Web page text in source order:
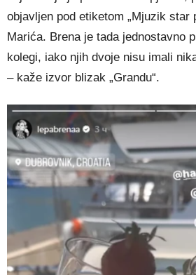
objavljen pod etiketom „Mjuzik star
Marića. Brena je tada jednostavno
kolegi, iako njih dvoje nisu imali
– kaže izvor blizak „Grandu“.